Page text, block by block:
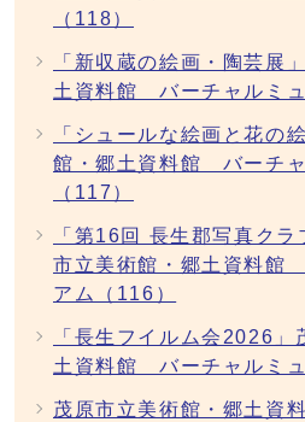
（118）
「新収蔵の絵画・陶芸展
土資料館 バーチャルミュ
「シュールな絵画と花の
館・郷土資料館 バーチ
（117）
「第16回 長生郡写真ク
市立美術館・郷土資料館
アム（116）
「長生フイルム会2026」
土資料館 バーチャルミュ
茂原市立美術館・郷土資